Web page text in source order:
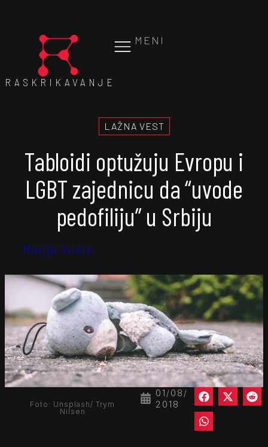
MENI
RASKRIKAVANJE
LAŽNA VEST
Tabloidi optužuju Evropu i
LGBT zajednicu da “uvode
pedofiliju” u Srbiju
Marija Vučić
01/08/
2018
Foto: Unsplash/ Trym
Nilsen